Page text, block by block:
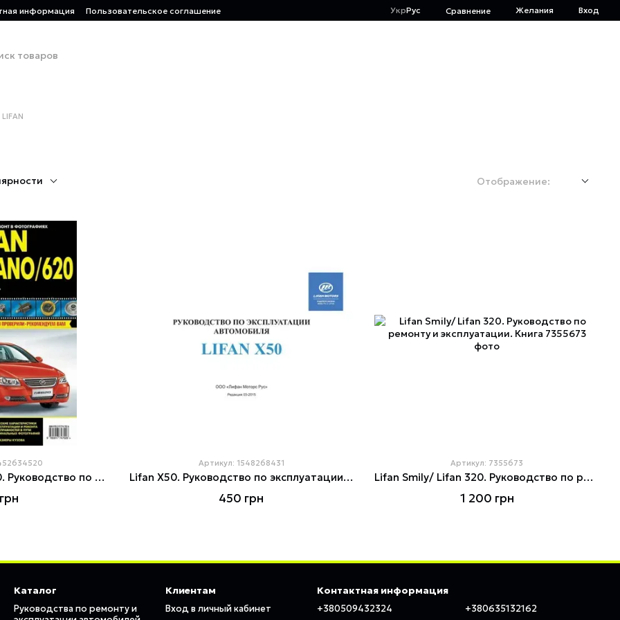
информация Пользовательское соглашение УкрРус Сравнение Желания Вход
LIFAN
Отображение:
Lifan Solano/ Lifan 620. Руководство по ремонту и эксплуатации. Книга
Артикул: 1548268431
Lifan X50. Руководство по эксплуатации. Книга
450 грн
Артикул: 7355673
Lifan Smily/ Lifan 320. Руководство по ремонту и эксплуатации. Книга
1 200 грн
Каталог
Руководства по ремонту и
Клиентам
Вход в личный кабинет
Контактная информация
+380509432324 +380635132162